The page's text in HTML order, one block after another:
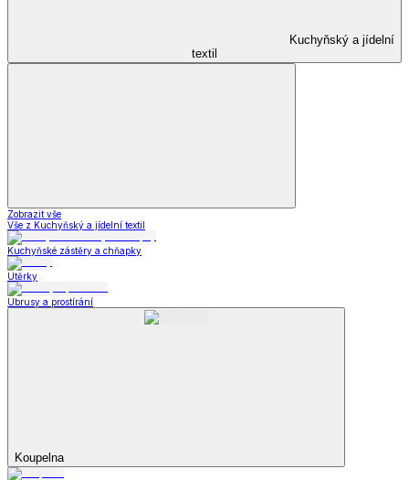
Kuchyňský a jídelní
textil
Zobrazit vše
Vše z Kuchyňský a jídelní textil
Kuchyňské zástěry a chňapky
Utěrky
Ubrusy a prostírání
Koupelna